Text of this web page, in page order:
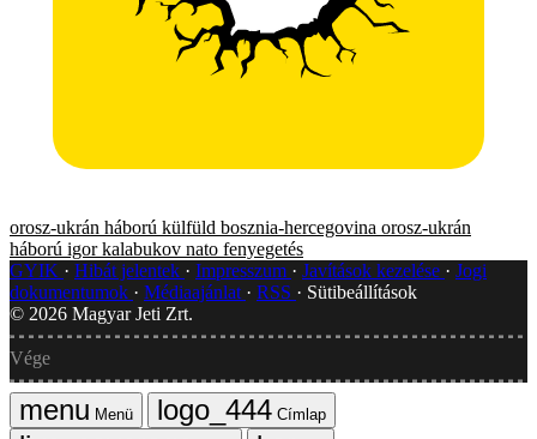
orosz-ukrán háború külfüld bosznia-hercegovina orosz-ukrán
háború igor kalabukov nato fenyegetés
GYIK
Hibát jelentek Impresszum Javítások kezelése
Jogi
dokumentumok
Médiaajánlat RSS
Sütibeállítások
© 2026 Magyar Jeti Zrt.
Vége
Menü
Címlap